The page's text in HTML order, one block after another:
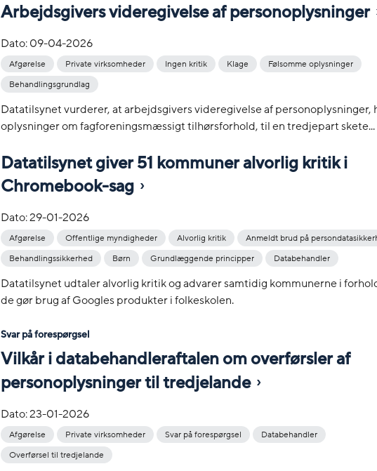
Arbejdsgivers videregivelse af personoplysninger
Dato:09-04-2026
Afgørelse Private virksomheder Ingen kritik Klage
Følsomme oplysninger
Behandlingsgrundlag
Datatilsynet vurderer, at arbejdsgivers videregivelse af personoplysninger,
oplysninger om fagforeningsmæssigt tilhørsforhold, til en tredjepart skete...
Datatilsynet giver 51 kommuner alvorlig kritik i
Chromebook-sag
Dato:29-01-2026
Afgørelse Offentlige myndigheder Alvorlig kritik
Anmeldt brud på
Behandlingssikkerhed
Børn Grundlæggende principper Databehandler
Datatilsynet udtaler alvorlig kritik og advarer samtidig kommunerne i
de gør brug af Googles produkter i folkeskolen.
Svar på forespørgsel
Vilkår i databehandleraftalen om overførsler af
personoplysninger til tredjelande
Dato:23-01-2026
Afgørelse Private virksomheder Svar på forespørgsel
Databehandler
Overførsel til tredjelande